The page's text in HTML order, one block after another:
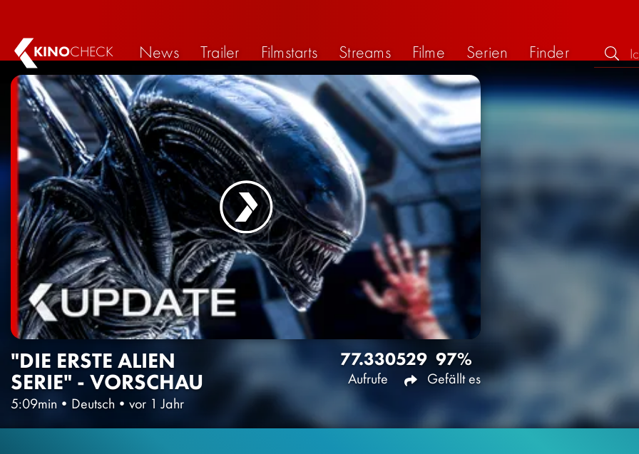
KINOCHECK News Trailer Filmstarts Streams Filme Serien Finder
"DIE ERSTE ALIEN
SERIE" - VORSCHAU
5:09min • Deutsch • vor 1 Jahr
77.330
Aufrufe
529 97%
Gefällt es